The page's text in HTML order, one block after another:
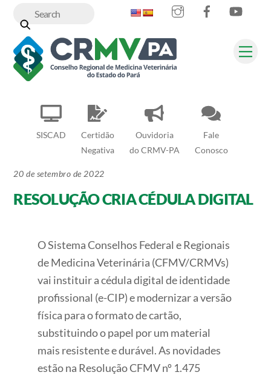
content
SISCAD
Certidão
Negativa
Ouvidoria
do CRMV-PA
Fale
Conosco
InstagramFacebook
20 de setembro de 2022
RESOLUÇÃO CRIA CÉDULA DIGITAL
O Sistema Conselhos Federal e Regionais
de Medicina Veterinária (CFMV/CRMVs)
vai instituir a cédula digital de identidade
profissional (e-CIP) e modernizar a versão
física para o formato de cartão,
substituindo o papel por um material
mais resistente e durável. As novidades
estão na Resolução CFMV nº 1.475